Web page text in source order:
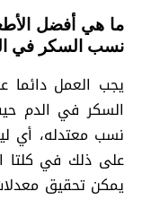
ما هي أفضل
نسب السكر في
يجب العمل دائما
السكر في الدم
نسب معتدله، أي
على ذلك في كلتا
يمكن تحقيق